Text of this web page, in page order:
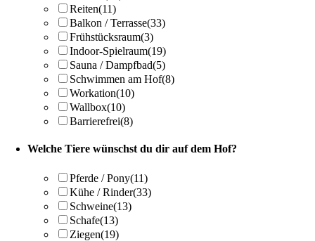
Reiten(11)
Balkon / Terrasse(33)
Frühstücksraum(3)
Indoor-Spielraum(19)
Sauna / Dampfbad(5)
Schwimmen am Hof(8)
Workation(10)
Wallbox(10)
Barrierefrei(8)
Welche Tiere wünschst du dir auf dem Hof?
Pferde / Pony(11)
Kühe / Rinder(33)
Schweine(13)
Schafe(13)
Ziegen(19)